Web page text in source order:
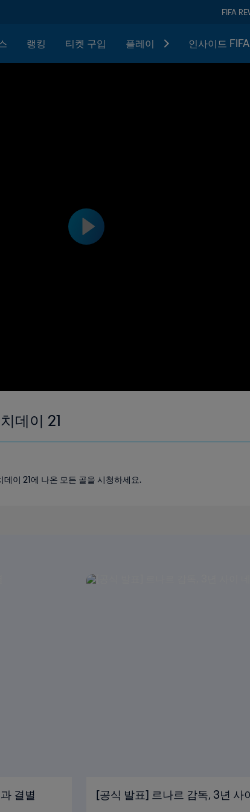
FIFA
랭킹 티켓 구입 플레이 인사이드 FIFA
데이 21
이 21에 나온 모든 골을 시청하세요.
결별 [공식 발표] 르나르 감독, 3년 사